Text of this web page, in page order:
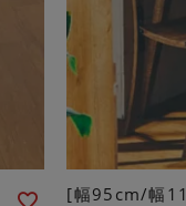
[幅95cm/幅